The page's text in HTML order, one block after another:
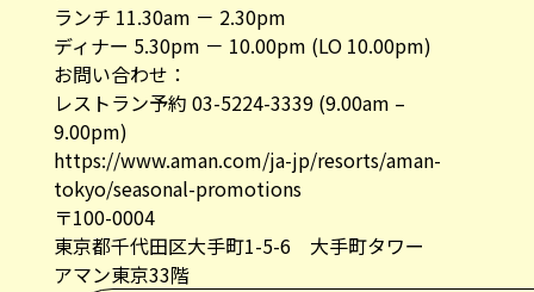
ランチ 11.30am － 2.30pm
ディナー 5.30pm － 10.00pm (LO 10.00pm)
お問い合わせ：
レストラン予約 03-5224-3339 (9.00am –
9.00pm)
https://www.aman.com/ja-jp/resorts/aman-
tokyo/seasonal-promotions
〒100-0004
東京都千代田区大手町1-5-6 大手町タワー
アマン東京33階